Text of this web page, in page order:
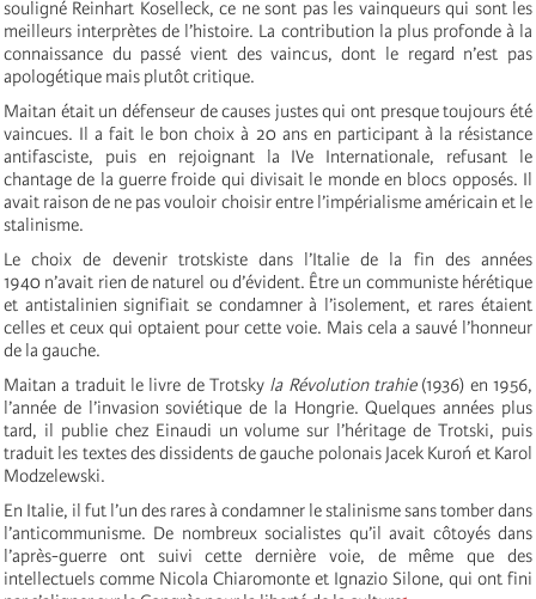
souligné Reinhart Koselleck, ce ne sont pas les vainqueurs qui sont les
meilleurs interprètes de l’histoire. La contribution la plus profonde à la
connaissance du passé vient des vaincus, dont le regard n’est pas
apologétique mais plutôt critique.
Maitan était un défenseur de causes justes qui ont presque toujours été
vaincues. Il a fait le bon choix à 20 ans en participant à la résistance
antifasciste, puis en rejoignant la IVe Internationale, refusant le
chantage de la guerre froide qui divisait le monde en blocs opposés. Il
avait raison de ne pas vouloir choisir entre l’impérialisme américain et le
stalinisme.
Le choix de devenir trotskiste dans l’Italie de la fin des années
1940 n’avait rien de naturel ou d’évident. Être un communiste hérétique
et antistalinien signifiait se condamner à l’isolement, et rares étaient
celles et ceux qui optaient pour cette voie. Mais cela a sauvé l’honneur
de la gauche.
Maitan a traduit le livre de Trotsky la Révolution trahie (1936) en 1956,
l’année de l’invasion soviétique de la Hongrie. Quelques années plus
tard, il publie chez Einaudi un volume sur l’héritage de Trotski, puis
traduit les textes des dissidents de gauche polonais Jacek Kuroń et Karol
Modzelewski.
En Italie, il fut l’un des rares à condamner le stalinisme sans tomber dans
l’anticommunisme. De nombreux socialistes qu’il avait côtoyés dans
l’après-guerre ont suivi cette dernière voie, de même que des
intellectuels comme Nicola Chiaromonte et Ignazio Silone, qui ont fini